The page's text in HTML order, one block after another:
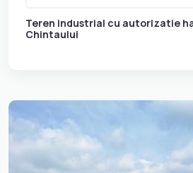
Teren industrial cu autorizatie
Chintaului